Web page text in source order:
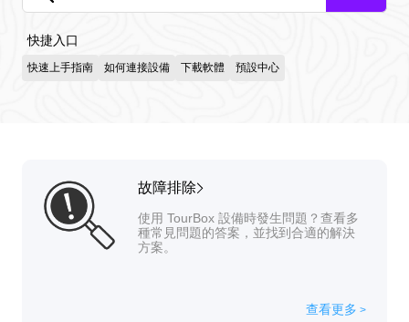
快捷入口
快速上手指南 如何連接設備 下載軟體 預設中心
故障排除
使用 TourBox 設備時發生問題？查看多
種常見問題的答案，並找到合適的解決
方案。
查看更多 >